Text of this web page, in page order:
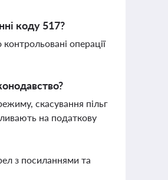
коду 517?
операції
скасування пільг
на податкову
з посиланнями та